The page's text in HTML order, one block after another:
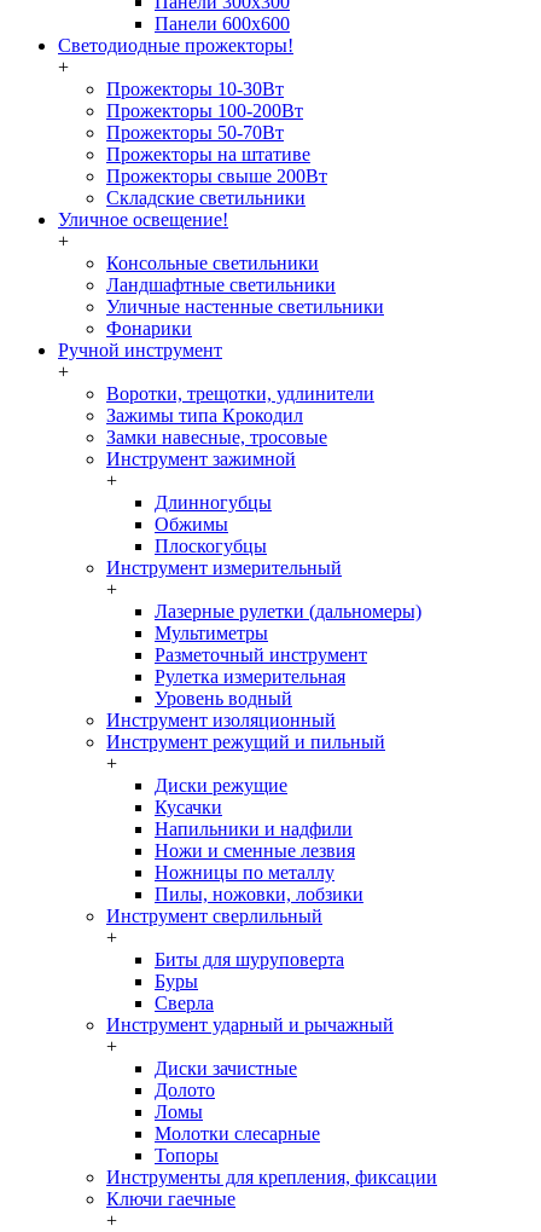
Панели 600х600
Светодиодные прожекторы!
+
Прожекторы 10-30Вт
Прожекторы 100-200Вт
Прожекторы 50-70Вт
Прожекторы на штативе
Прожекторы свыше 200Вт
Складские светильники
Уличное освещение!
+
Консольные светильники
Ландшафтные светильники
Уличные настенные светильники
Фонарики
Ручной инструмент
+
Воротки, трещотки, удлинители
Зажимы типа Крокодил
Замки навесные, тросовые
Инструмент зажимной
+
Длинногубцы
Обжимы
Плоскогубцы
Инструмент измерительный
+
Лазерные рулетки (дальномеры)
Мультиметры
Разметочный инструмент
Рулетка измерительная
Уровень водный
Инструмент изоляционный
Инструмент режущий и пильный
+
Диски режущие
Кусачки
Напильники и надфили
Ножи и сменные лезвия
Ножницы по металлу
Пилы, ножовки, лобзики
Инструмент сверлильный
+
Биты для шуруповерта
Буры
Сверла
Инструмент ударный и рычажный
+
Диски зачистные
Долото
Ломы
Молотки слесарные
Топоры
Инструменты для крепления, фиксации
Ключи гаечные
+